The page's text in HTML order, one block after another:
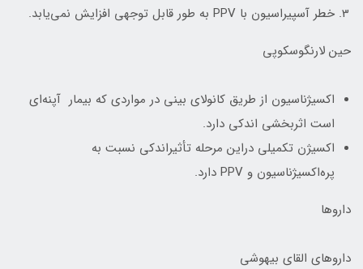
خطر آسپیراسیون با PPV به طور قابل توجهی افزایش نمی‌یابد.
حین لارنگوسکوپی
اکسیژناسیون از طریق کانولای بینی در مواردی که بیمار آپنه‌ای
است اثربخشی اندکی دارد.
اکسیژن تکمیلی دراین مرحله تأثیراندکی نسبت به
پره‌اکسیژناسیون و PPV دارد.
داروها
داروهای القای بیهوشی